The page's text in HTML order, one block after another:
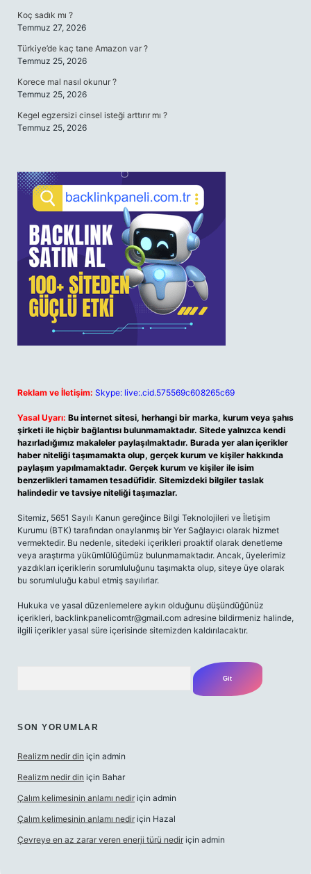
Koç sadık mı ?
Temmuz 27, 2026
Türkiye’de kaç tane Amazon var ?
Temmuz 25, 2026
Korece mal nasıl okunur ?
Temmuz 25, 2026
Kegel egzersizi cinsel isteği arttırır mı ?
Temmuz 25, 2026
Reklam ve İletişim: Skype: live:.cid.575569c608265c69
Yasal Uyarı: Bu internet sitesi, herhangi bir marka, kurum veya şahıs
şirketi ile hiçbir bağlantısı bulunmamaktadır. Sitede yalnızca kendi
hazırladığımız makaleler paylaşılmaktadır. Burada yer alan içerikler
haber niteliği taşımamakta olup, gerçek kurum ve kişiler hakkında
paylaşım yapılmamaktadır. Gerçek kurum ve kişiler ile isim
benzerlikleri tamamen tesadüfidir. Sitemizdeki bilgiler taslak
halindedir ve tavsiye niteliği taşımazlar.
Sitemiz, 5651 Sayılı Kanun gereğince Bilgi Teknolojileri ve İletişim
Kurumu (BTK) tarafından onaylanmış bir Yer Sağlayıcı olarak hizmet
vermektedir. Bu nedenle, sitedeki içerikleri proaktif olarak denetleme
veya araştırma yükümlülüğümüz bulunmamaktadır. Ancak, üyelerimiz
yazdıkları içeriklerin sorumluluğunu taşımakta olup, siteye üye olarak
bu sorumluluğu kabul etmiş sayılırlar.
Hukuka ve yasal düzenlemelere aykırı olduğunu düşündüğünüz
içerikleri, backlinkpanelicomtr@gmail.com adresine bildirmeniz halinde,
ilgili içerikler yasal süre içerisinde sitemizden kaldırılacaktır.
SON YORUMLAR
Realizm nedir din için admin
Realizm nedir din için Bahar
Çalım kelimesinin anlamı nedir için admin
Çalım kelimesinin anlamı nedir için Hazal
Çevreye en az zarar veren enerji türü nedir için admin